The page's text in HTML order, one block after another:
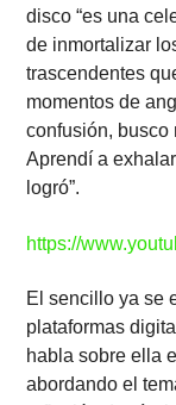
disco “es una
de inmortalizar
trascendentes
momentos de
confusión, busco
Aprendí a
logró”.
https://
El sencillo ya se
plataformas
habla sobre ella
abordando el